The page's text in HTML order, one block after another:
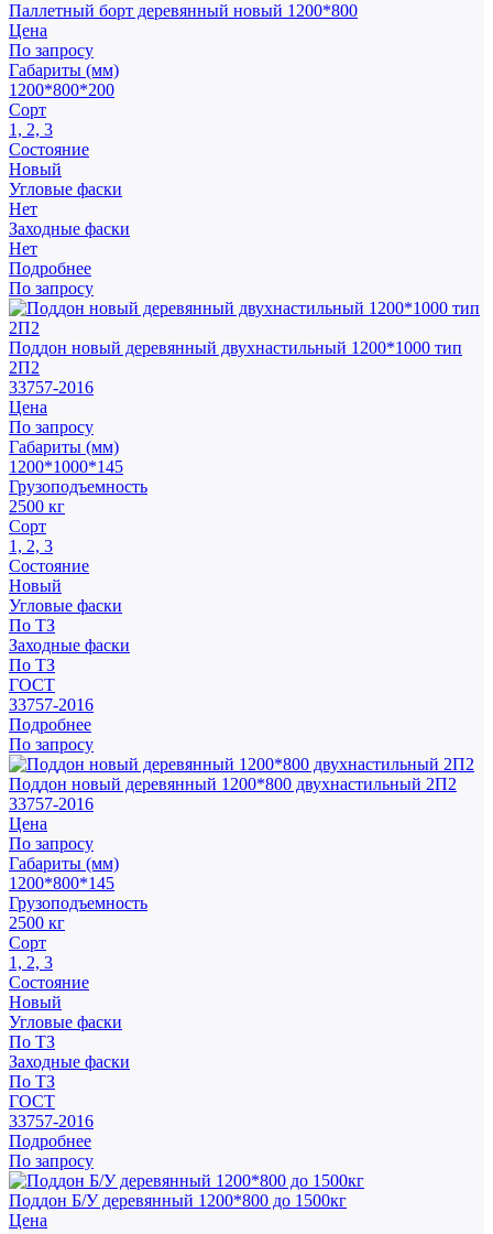
Паллетный борт деревянный новый 1200*800
Цена
По запросу
Габариты (мм)
1200*800*200
Сорт
1, 2, 3
Состояние
Новый
Угловые фаски
Нет
Заходные фаски
Нет
Подробнее
По запросу
Поддон новый деревянный двухнастильный 1200*1000 тип
2П2
33757-2016
Цена
По запросу
Габариты (мм)
1200*1000*145
Грузоподъемность
2500 кг
Сорт
1, 2, 3
Состояние
Новый
Угловые фаски
По ТЗ
Заходные фаски
По ТЗ
ГОСТ
33757-2016
Подробнее
По запросу
Поддон новый деревянный 1200*800 двухнастильный 2П2
33757-2016
Цена
По запросу
Габариты (мм)
1200*800*145
Грузоподъемность
2500 кг
Сорт
1, 2, 3
Состояние
Новый
Угловые фаски
По ТЗ
Заходные фаски
По ТЗ
ГОСТ
33757-2016
Подробнее
По запросу
Поддон Б/У деревянный 1200*800 до 1500кг
Цена